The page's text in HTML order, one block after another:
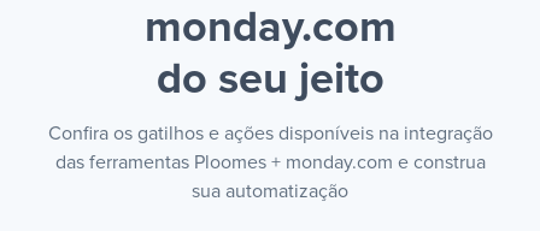
monday.com
do seu jeito
Confira os gatilhos e ações disponíveis na integração
das ferramentas Ploomes + monday.com e construa
sua automatização